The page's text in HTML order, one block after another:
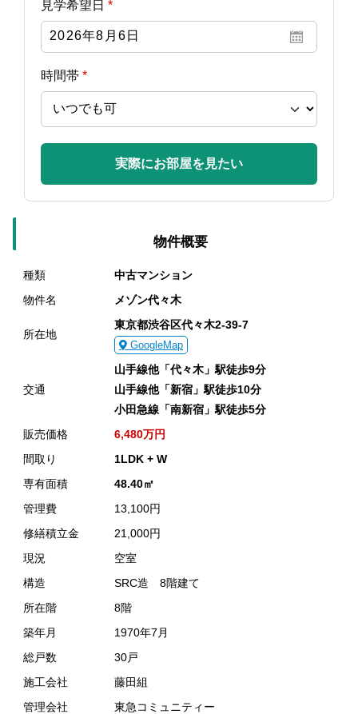
見学希望日 *
時間帯 *
実際にお部屋を見たい
物件概要
種類
中古マンション
物件名
メゾン代々木
所在地
東京都渋谷区代々木2-39-7
GoogleMap
交通
山手線他「代々木」駅徒歩9分
山手線他「新宿」駅徒歩10分
小田急線「南新宿」駅徒歩5分
販売価格
6,480万円
間取り
1LDK + W
専有面積
48.40㎡
管理費
13,100円
修繕積立金
21,000円
現況
空室
構造
SRC造 8階建て
所在階
8階
築年月
1970年7月
総戸数
30戸
施工会社
藤田組
管理会社
東急コミュニティー